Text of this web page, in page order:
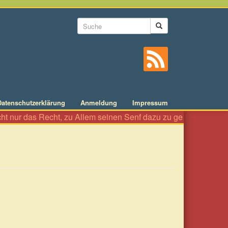
Suchformular
Anmeldung Impressum
das Recht, zu Allem seinen Senf dazu zu geben wie an